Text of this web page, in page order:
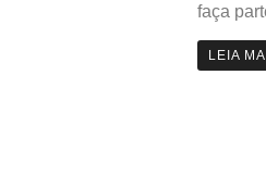
faça
LEIA